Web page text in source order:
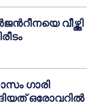
വീഴ്ത്തി
ഗാരി
ഒരോവറിൽ